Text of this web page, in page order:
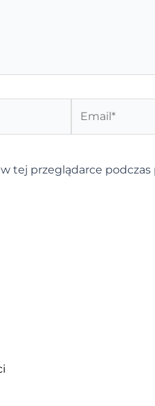
tej przeglądarce